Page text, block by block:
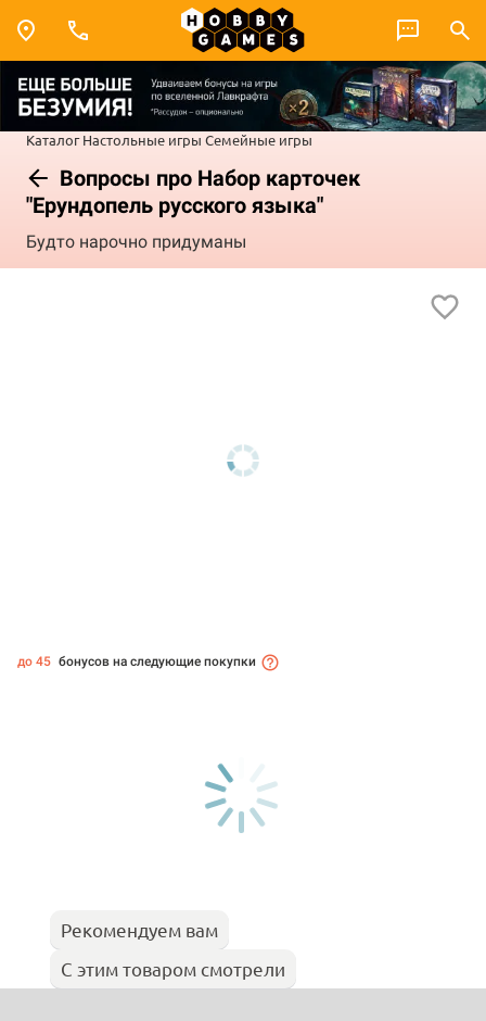
Каталог Настольные игры Семейные игры
Вопросы про Набор карточек
"Ерундопель русского языка"
Будто нарочно придуманы
до 45 бонусов на следующие покупки
Рекомендуем вам
С этим товаром смотрели